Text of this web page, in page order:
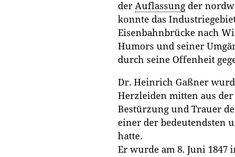
der Auflassung der
konnte das
Eisenbahnbrücke nach
Humors und seiner
durch seine Offenheit
Dr. Heinrich Gaßner
Herzleiden mitten aus
Bestürzung und Trauer
einer der bedeutendsten
hatte.
Er wurde am 8. Juni 1847